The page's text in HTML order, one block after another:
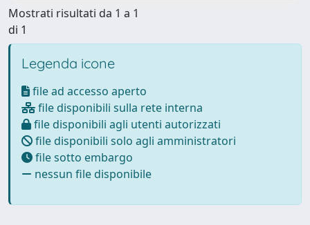
Mostrati risultati da 1 a 1
di 1
Legenda icone
file ad accesso aperto
file disponibili sulla rete interna
file disponibili agli utenti autorizzati
file disponibili solo agli amministratori
file sotto embargo
nessun file disponibile